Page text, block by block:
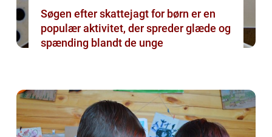
Søgen efter skattejagt for børn er en
populær aktivitet, der spreder glæde og
spænding blandt de unge